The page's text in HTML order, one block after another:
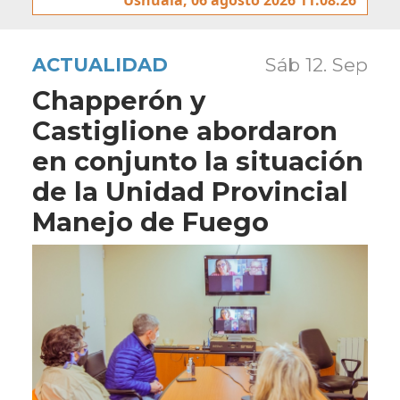
ACTUALIDAD Sáb 12. Sep
Chapperón y
Castiglione abordaron
en conjunto la situación
de la Unidad Provincial
Manejo de Fuego